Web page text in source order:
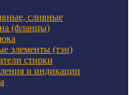
сливные
(фланцы)
элементы (тэн)
стирки
и индикации